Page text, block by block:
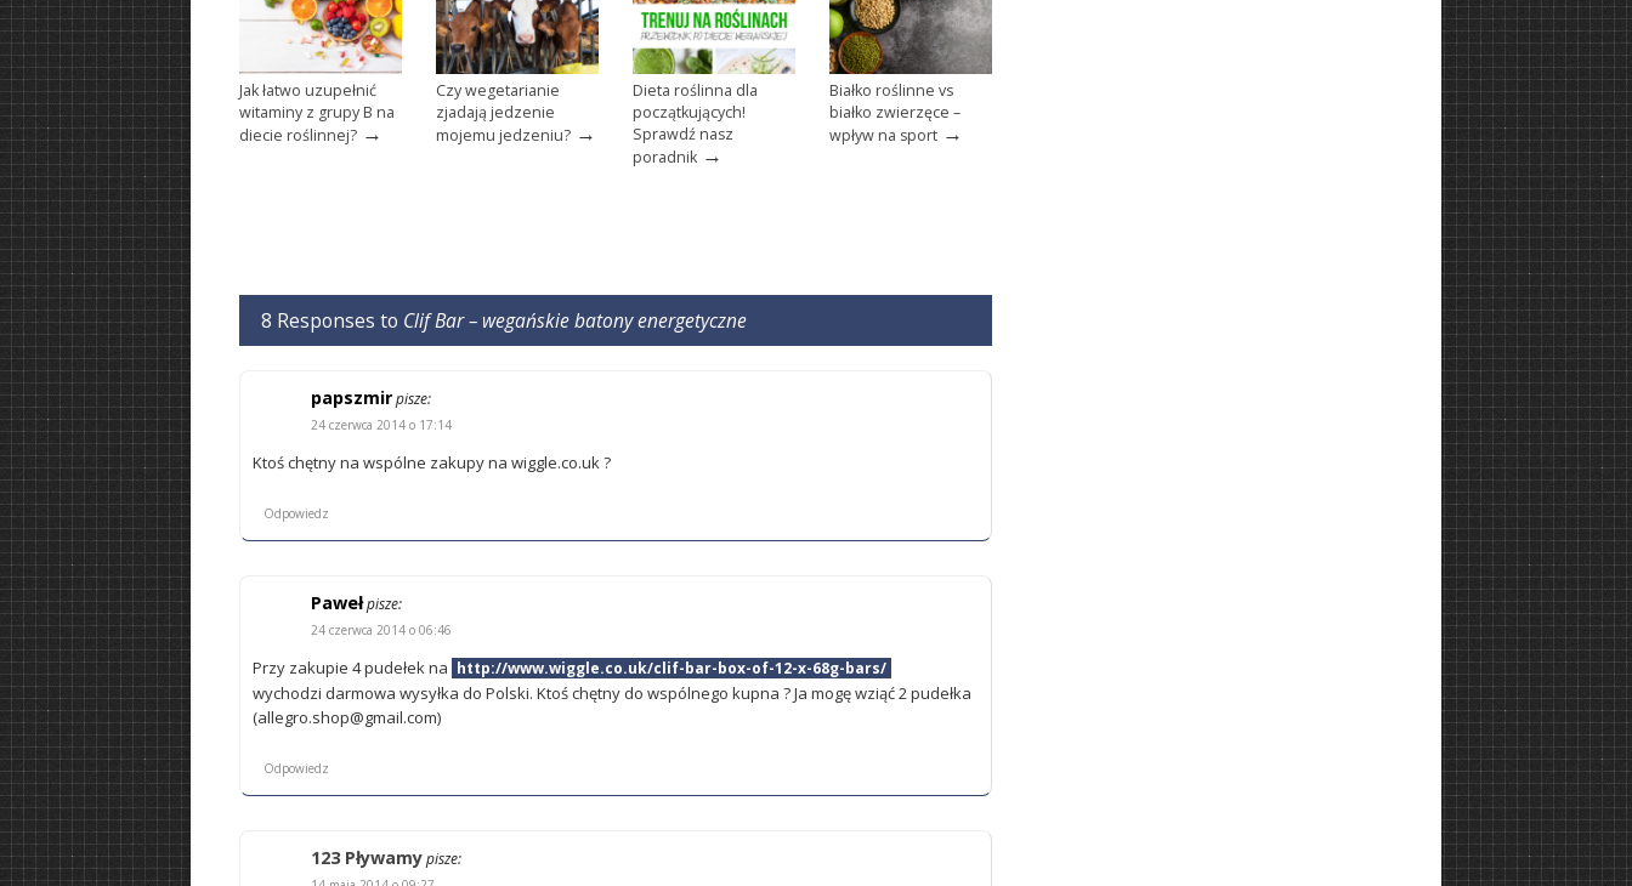
Jak łatwo uzupełnić
witaminy z grupy B na
diecie roślinnej? →
Czy wegetarianie
zjadają jedzenie
mojemu jedzeniu? →
Dieta roślinna dla
początkujących!
Sprawdź nasz
poradnik →
Białko roślinne vs
białko zwierzęce –
wpływ na sport →
8 Responses to Clif Bar – wegańskie batony energetyczne
papszmirpisze:
24 czerwca 2014 o 17:14
Ktoś chętny na wspólne zakupy na wiggle.co.uk ?
Odpowiedz
Pawełpisze:
24 czerwca 2014 o 06:46
Przy zakupie 4 pudełek na http://www.wiggle.co.uk/clif-bar-box-of-12-x-68g-bars/
wychodzi darmowa wysyłka do Polski. Ktoś chętny do wspólnego kupna ? Ja mogę wziąć 2 pudełka
(allegro.shop@gmail.com)
Odpowiedz
123 Pływamypisze: